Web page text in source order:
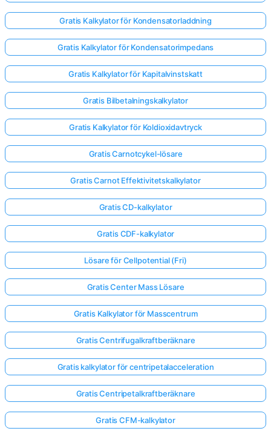
Gratis Kalkylator för Kondensatorladdning
Gratis Kalkylator för Kondensatorimpedans
Gratis Kalkylator för Kapitalvinstskatt
Gratis Bilbetalningskalkylator
Gratis Kalkylator för Koldioxidavtryck
Gratis Carnotcykel-lösare
Gratis Carnot Effektivitetskalkylator
Gratis CD-kalkylator
Gratis CDF-kalkylator
Lösare för Cellpotential (Fri)
Gratis Center Mass Lösare
Gratis Kalkylator för Masscentrum
Gratis Centrifugalkraftberäknare
Gratis kalkylator för centripetalacceleration
Gratis Centripetalkraftberäknare
Gratis CFM-kalkylator